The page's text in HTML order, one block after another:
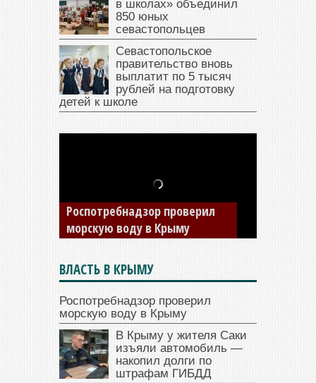
в школах» объединил
850 юных
севастопольцев
Севастопольское
правительство вновь
выплатит по 5 тысяч
рублей на подготовку
детей к школе
В Крыму у жителя Саки
изъяли автомобиль —
накопил долги по штрафам
ГИБДД
ВЛАСТЬ В КРЫМУ
Роспотребнадзор проверил
морскую воду в Крыму
В Крыму у жителя Саки
изъяли автомобиль —
накопил долги по
штрафам ГИБДД